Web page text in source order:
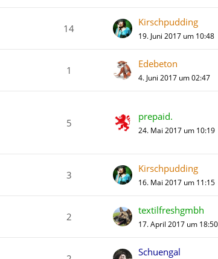
14
Kirschpudding
19. Juni 2017 um 10:48
1
Edebeton
4. Juni 2017 um 02:47
5
prepaid.
24. Mai 2017 um 10:19
3
Kirschpudding
16. Mai 2017 um 11:15
2
textilfreshgmbh
17. April 2017 um 18:50
Schuengal